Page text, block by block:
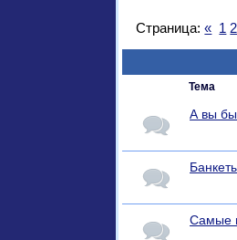
Страница:« 1 2
Тема
А вы бы
Самые